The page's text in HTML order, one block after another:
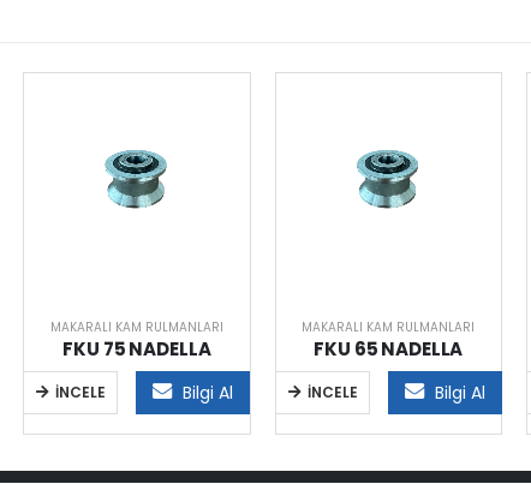
MAKARALI KAM RULMANLARI
FKU 75 NADELLA
İNCELE Bilgi Al
MAKARALI KAM RULMANLARI
FKU 65 NADELLA
İNCELE Bilgi Al